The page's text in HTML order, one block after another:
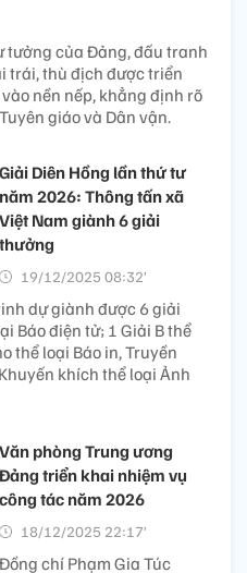
tưởng của Đảng, đấu tranh
trái, thù địch được triển
nền nếp, khẳng định rõ
giáo và Dân vận.
Giải Diên Hồng lần thứ tư
năm 2026: Thông tấn xã
Việt Nam giành 6 giải
thưởng
19/12/2025 08:32’
dự giành được 6 giải
Báo điện tử; 1 Giải B thể
thể loại Báo in, Truyền
khích thể loại Ảnh
Văn phòng Trung ương
Đảng triển khai nhiệm vụ
công tác năm 2026
18/12/2025 22:17’
Đồng chí Phạm Gia Túc